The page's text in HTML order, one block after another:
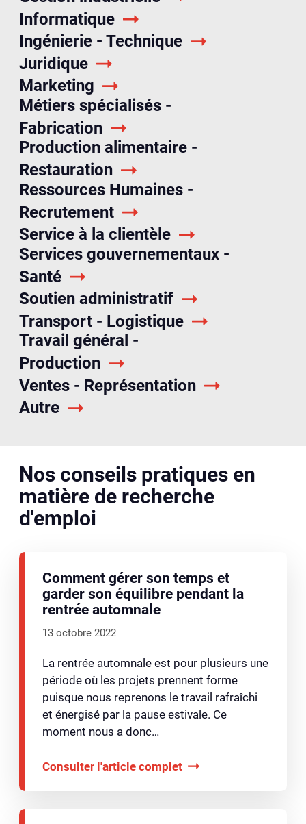
Autre
Informatique
Ingénierie - Technique
Juridique
Marketing
Métiers spécialisés -
Fabrication
Production alimentaire -
Restauration
Ressources Humaines -
Recrutement
Service à la clientèle
Services gouvernementaux -
Santé
Soutien administratif
Transport - Logistique
Travail général -
Production
Ventes - Représentation
Nos conseils pratiques en
matière de recherche
d'emploi
Comment gérer son temps et
garder son équilibre pendant la
rentrée automnale
13 octobre 2022
La rentrée automnale est pour plusieurs une
période où les projets prennent forme
puisque nous reprenons le travail rafraîchi
et énergisé par la pause estivale. Ce
moment nous a donc…
Consulter l'article complet